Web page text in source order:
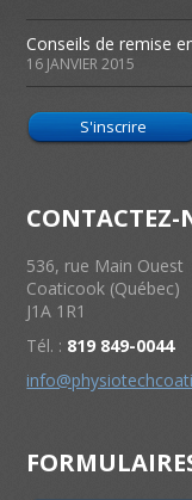
Conseils de remise
16 JANVIER 2015
S'inscrire
CONTACTEZ-
536, rue Main Ouest
Coaticook (Québec)
J1A 1R1
Tél. : 819 849-0044